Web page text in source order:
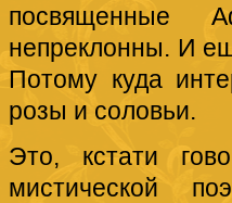
посвященные
непреклонны. И
Потому куда
розы и соловьи.
Это, кстати
мистической